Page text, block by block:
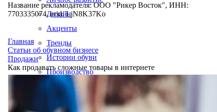
Дизайн
Акценты
Тренды
Истории обуви
Производство
Название рекламодателя: ООО "Рикер Восток", ИНН:
7703335074, erid: LjN8K37Ko
Главная
Статьи об обувном бизнесе
Продажи
Как продавать сложные товары в интернете